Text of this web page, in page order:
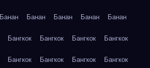
Банан Банан Банан Банан Банан
Бангкок Бангкок Бангкок Бангкок
Бангкок Бангкок Бангкок Бангкок